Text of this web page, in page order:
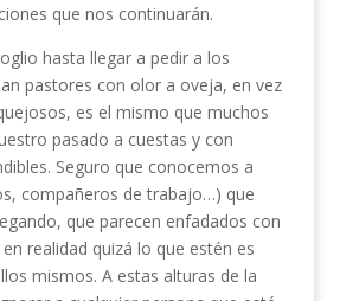
que nos continuarán.
hasta llegar a pedir a los
pastores con olor a oveja, en vez
es el mismo que muchos
pasado a cuestas y con
Seguro que conocemos a
compañeros de trabajo…) que
que parecen enfadados con
realidad quizá lo que estén es
mismos. A estas alturas de la